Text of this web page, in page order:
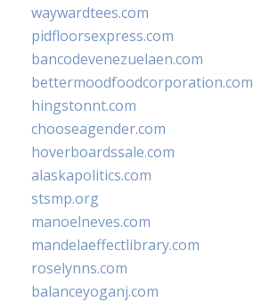
waywardtees.com
pidfloorsexpress.com
bancodevenezuelaen.com
bettermoodfoodcorporation.com
hingstonnt.com
chooseagender.com
hoverboardssale.com
alaskapolitics.com
stsmp.org
manoelneves.com
mandelaeffectlibrary.com
roselynns.com
balanceyoganj.com